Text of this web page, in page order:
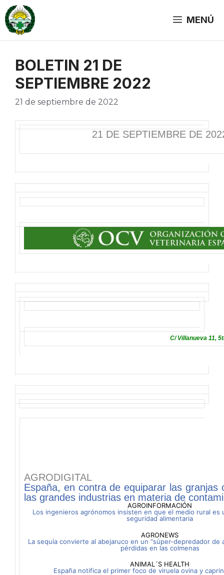
Saltar
al
contenido
MENÚ
BOLETIN 21 DE
SEPTIEMBRE 2022
21 de septiembre de 2022
21 DE SEPTIEMBRE DE
C/ Villanueva 11,
AGRODIGITAL
España, en contra de equiparar las granjas
las grandes industrias en materia de
AGROINFORMACIÓN
Los ingenieros agrónomos insisten en que el medio rural es
seguridad alimentaria
AGRONEWS
La sequía convierte al abejaruco en un “súper-depredador de
pérdidas en las colmenas
ANIMAL´S HEALTH
España notifica el primer foco de viruela ovina y